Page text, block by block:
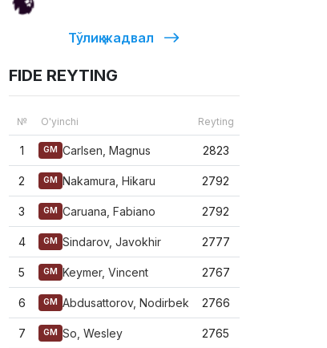
Тўлиқ жадвал
FIDE REYTING
№ O'yinchi Reyting
1 GM Carlsen, Magnus 2823
2 GM Nakamura, Hikaru 2792
3 GM Caruana, Fabiano 2792
4 GM Sindarov, Javokhir 2777
5 GM Keymer, Vincent 2767
6 GM Abdusattorov, Nodirbek 2766
7 GM So, Wesley 2765